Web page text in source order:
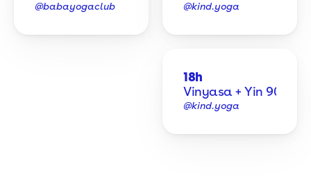
@babayogaclub @kind.yoga
18h
Vinyasa + Yin 90'
@kind.yoga